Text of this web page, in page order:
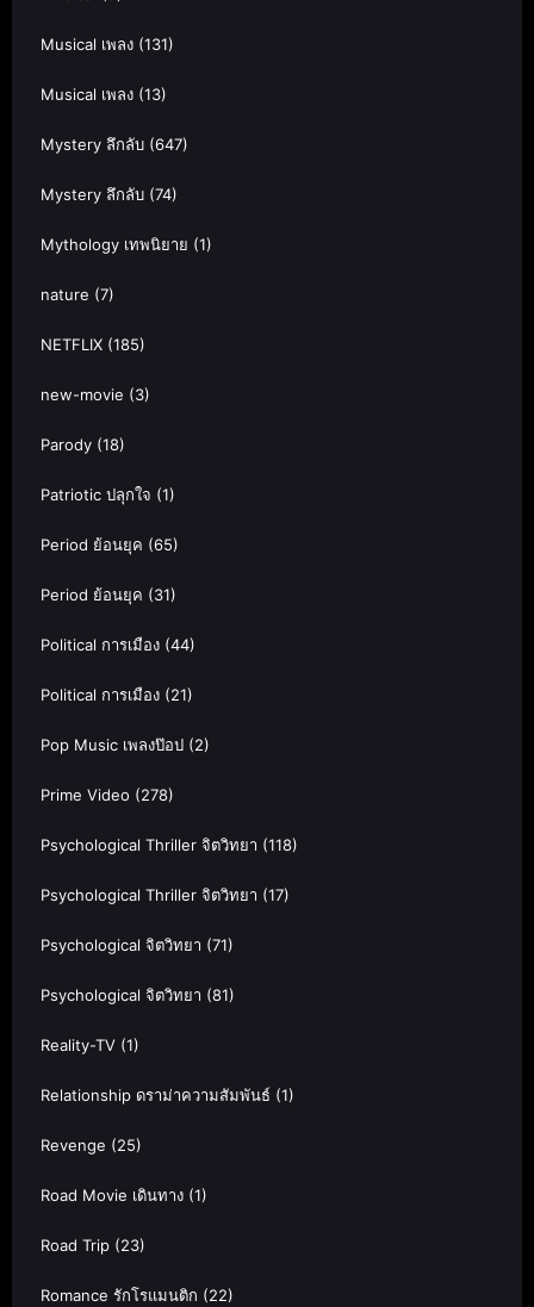
Musical เพลง (131)
Musical เพลง (13)
Mystery ลึกลับ (647)
Mystery ลึกลับ (74)
Mythology เทพนิยาย (1)
nature (7)
NETFLIX (185)
new-movie (3)
Parody (18)
Patriotic ปลุกใจ (1)
Period ย้อนยุค (65)
Period ย้อนยุค (31)
Political การเมือง (44)
Political การเมือง (21)
Pop Music เพลงป๊อป (2)
Prime Video (278)
Psychological Thriller จิตวิทยา (118)
Psychological Thriller จิตวิทยา (17)
Psychological จิตวิทยา (71)
Psychological จิตวิทยา (81)
Reality-TV (1)
Relationship ดราม่าความสัมพันธ์ (1)
Revenge (25)
Road Movie เดินทาง (1)
Road Trip (23)
Romance รักโรแมนติก (22)